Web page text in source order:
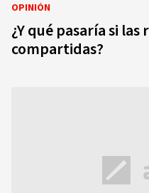
OPINIÓN
¿Y qué pasaría si
compartidas?